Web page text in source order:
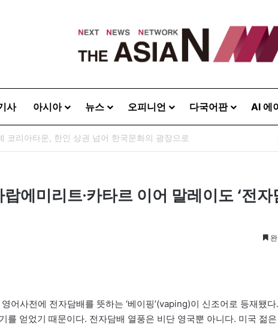
사 아시아 뉴스 오피니언 다국어판 AI 에
코리아타운, 한인 상권 넘어 한국문화의 광장으로
랍에미리트·카타르 이어 말레이도 ‘전
어사전에 전자담배를 뜻하는 ‘베이핑’(vaping)이 신조어로 등재됐다
를 얻었기 때문이다. 전자담배 열풍은 비단 영국뿐 아니다. 미국 젊